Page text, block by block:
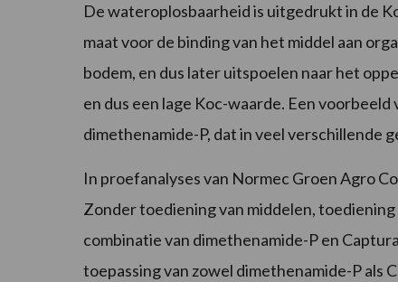
De wateroplosbaarheid is uitgedrukt in de
maat voor de binding van het middel aan
bodem, en dus later uitspoelen naar het
en dus een lage Koc-waarde. Een
dimethenamide-P, dat in veel verschillende
In proefanalyses van Normec Groen Agro
Zonder toediening van middelen,
combinatie van dimethenamide-P en
toepassing van zowel dimethenamide-P als